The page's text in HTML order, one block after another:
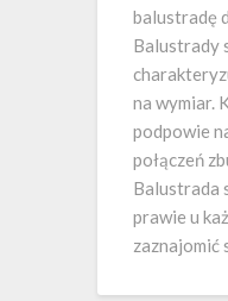
balustradę
Balustrady
na wymiar.
podpowie
połączeń
Balustrada
prawie u
zaznajomić